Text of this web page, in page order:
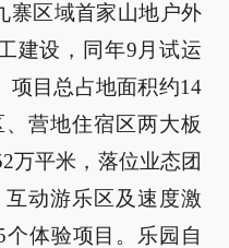
寨区域首家山地户外
建设，同年9月试运
项目总占地面积约14
营地住宿区两大板
万平米，落位业态团
动游乐区及速度激
体验项目。乐园自